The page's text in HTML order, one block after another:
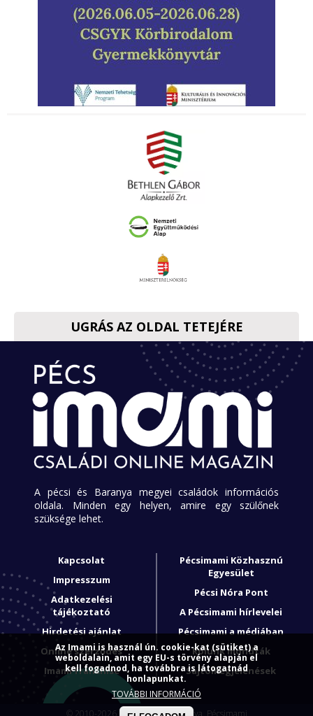
UGRÁS AZ OLDAL TETEJÉRE
A pécsi és Baranya megyei családok információs
oldala. Minden egy helyen, amire egy szülőnek
szüksége lehet.
Kapcsolat
Impresszum
Adatkezelési
tájékoztató
Hirdetési ajánlat
Online szerződés
Imami franchise
Pécsimami Közhasznú
Egyesület
Pécsi Nóra Pont
A Pécsimami hírlevelei
Pécsimami a médiában
Rólunk mondták
Sajtómegjelenések
© 2010-2026. Minden jog fenntartva, Pécsimami
Az Imami is használ ún. cookie-kat (sütiket) a
weboldalain, amit egy EU-s törvény alapján el
kell fogadnod, ha továbbra is látogatnád
honlapunkat.
TOVÁBBI INFORMÁCIÓ